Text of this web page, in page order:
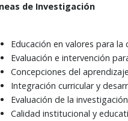
de Investigación
Educación en valores para la
Evaluación e intervención
Concepciones del
Integración curricular y
Evaluación de la
Calidad institucional y